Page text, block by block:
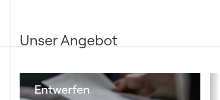
Unser Angebot
Entwerfen